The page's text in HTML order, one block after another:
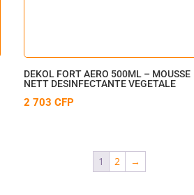
DEKOL FORT AERO 500ML – MOUSSE
NETT DESINFECTANTE VEGETALE
2 703CFP
1 2 →